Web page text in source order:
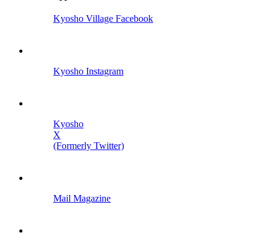
Kyosho Village Facebook
Kyosho Instagram
Kyosho
X
(Formerly Twitter)
Mail Magazine